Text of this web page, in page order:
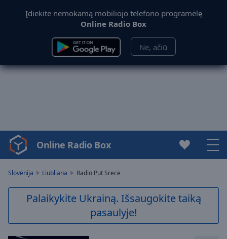
Įdiekite nemokamą mobiliojo telefono programėlę
Online Radio Box
Ne, ačiū
Video
Player
Skip
Online Radio Box
Slovėnija Liubliana Radio Put Srece
Palaikykite Ukrainą. Išsaugokite taiką
pasaulyje!